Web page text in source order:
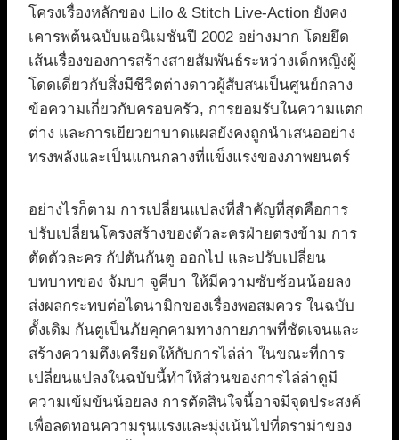
โครงเรื่องหลักของ Lilo & Stitch Live-Action ยังคง
เคารพต้นฉบับแอนิเมชันปี 2002 อย่างมาก โดยยึด
เส้นเรื่องของการสร้างสายสัมพันธ์ระหว่างเด็กหญิงผู้
โดดเดี่ยวกับสิ่งมีชีวิตต่างดาวผู้สับสนเป็นศูนย์กลาง
ข้อความเกี่ยวกับครอบครัว, การยอมรับในความแตก
ต่าง และการเยียวยาบาดแผลยังคงถูกนำเสนออย่าง
ทรงพลังและเป็นแกนกลางที่แข็งแรงของภาพยนตร์
อย่างไรก็ตาม การเปลี่ยนแปลงที่สำคัญที่สุดคือการ
ปรับเปลี่ยนโครงสร้างของตัวละครฝ่ายตรงข้าม การ
ตัดตัวละคร กัปตันกันตู ออกไป และปรับเปลี่ยน
บทบาทของ จัมบา จูคีบา ให้มีความซับซ้อนน้อยลง
ส่งผลกระทบต่อไดนามิกของเรื่องพอสมควร ในฉบับ
ดั้งเดิม กันตูเป็นภัยคุกคามทางกายภาพที่ชัดเจนและ
สร้างความตึงเครียดให้กับการไล่ล่า ในขณะที่การ
เปลี่ยนแปลงในฉบับนี้ทำให้ส่วนของการไล่ล่าดูมี
ความเข้มข้นน้อยลง การตัดสินใจนี้อาจมีจุดประสงค์
เพื่อลดทอนความรุนแรงและมุ่งเน้นไปที่ดราม่าของ